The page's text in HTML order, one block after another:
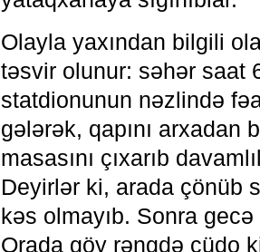
Olayla yaxından bilgili
təsvir olunur: səhər saat
statdionunun nəzlində
gələrək, qapını arxadan
masasını çıxarıb
Deyirlər ki, arada çönüb
kəs olmayıb. Sonra gecə
Orada göy rəngdə cüdo